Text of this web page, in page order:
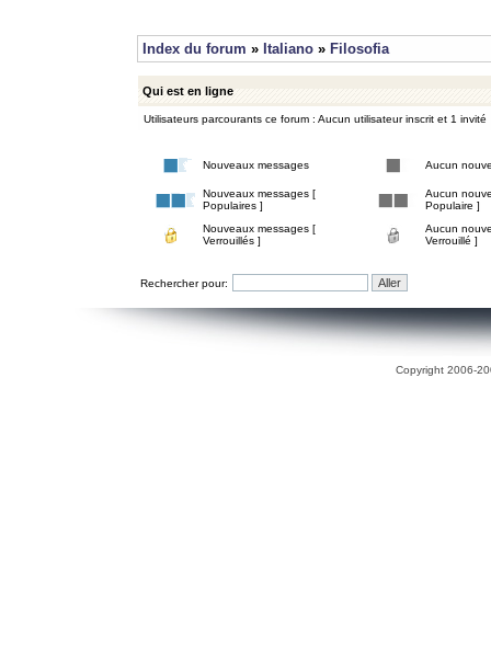
Index du forum » Italiano » Filosofia
Qui est en ligne
Utilisateurs parcourants ce forum : Aucun utilisateur inscrit et 1 invité
Nouveaux messages Aucun
Nouveaux messages [
Populaires ]
Aucun
Populaire ]
Nouveaux messages [
Verrouillés ]
Aucun
Verrouillé ]
Rechercher pour:
Copyright 2006-